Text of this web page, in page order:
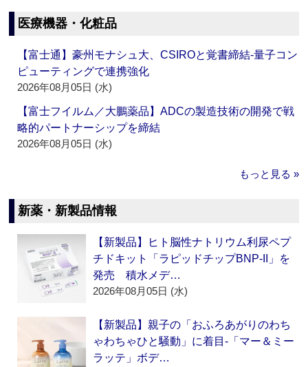
医療機器・化粧品
【富士通】豪州モナシュ大、CSIROと覚書締結‐量子コン
ピューティングで連携強化
2026年08月05日 (水)
【富士フイルム／大鵬薬品】ADCの製造技術の開発で戦
略的パートナーシップを締結
2026年08月05日 (水)
もっと見る »
新薬・新製品情報
【新製品】ヒト脳性ナトリウム利尿ペプ
チドキット「ラピッドチップBNP-II」を
発売 積水メデ…
2026年08月05日 (水)
【新製品】親子の「おふろあがりのわち
ゃわちゃひと騒動」に着目‐「マー＆ミー
ラッテ」ボデ…